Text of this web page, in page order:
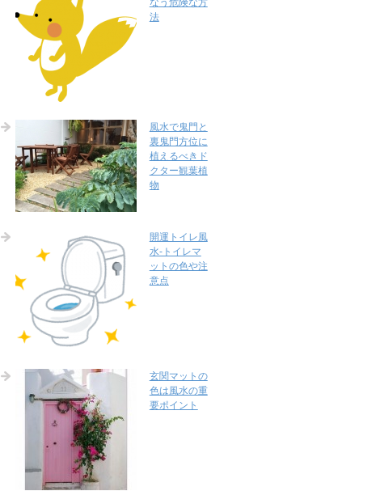
なう危険な方
法
風水で鬼門と
裏鬼門方位に
植えるべきド
クター観葉植
物
開運トイレ風
水-トイレマ
ットの色や注
意点
玄関マットの
色は風水の重
要ポイント